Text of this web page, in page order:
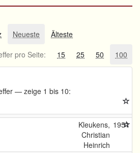
Neueste
Älteste
pro Seite:
15 25 50 100
— zeige 1 bis 10:
Kleukens,
Christian
Heinrich
1951